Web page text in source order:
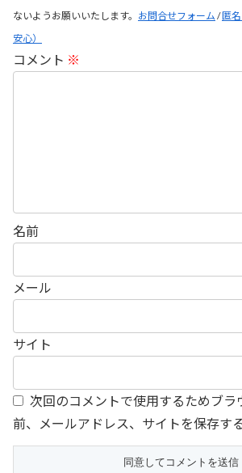
ないようお願いいたします。 お問合せフォーム /匿
安心）
コメント ※
名前
メール
サイト
次回のコメントで使用するためブラ
前、メールアドレス、サイトを保存する